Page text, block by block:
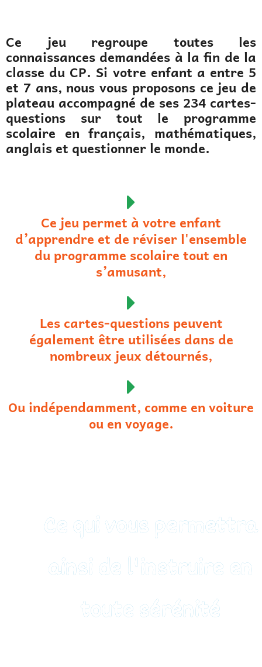
Ce jeu regroupe toutes les
connaissances demandées à la fin de la
classe du CP. Si votre enfant a entre 5
et 7 ans, nous vous proposons ce jeu de
plateau accompagné de ses 234 cartes-
questions sur tout le programme
scolaire en français, mathématiques,
anglais et questionner le monde.
Ce jeu permet à votre enfant
d’apprendre et de réviser l'ensemble
du programme scolaire tout en
s’amusant,
Les cartes-questions peuvent
également être utilisées dans de
nombreux jeux détournés,
Ou indépendamment, comme en voiture
ou en voyage.
Ce qui vous permettra
ainsi de l'instruire en
toute sérénité